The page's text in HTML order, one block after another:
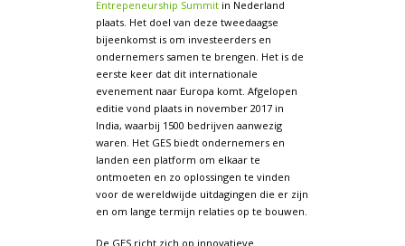
Entrepeneurship Summitin Nederland
plaats. Het doel van deze tweedaagse
bijeenkomst is om investeerders en
ondernemers samen te brengen. Het is de
eerste keer dat dit internationale
evenement naar Europa komt. Afgelopen
editie vond plaats in november 2017 in
India, waarbij 1500 bedrijven aanwezig
waren. Het GES biedt ondernemers en
landen een platform om elkaar te
ontmoeten en zo oplossingen te vinden
voor de wereldwijde uitdagingen die er zijn
en om lange termijn relaties op te bouwen.
De GES richt zich op innovatieve